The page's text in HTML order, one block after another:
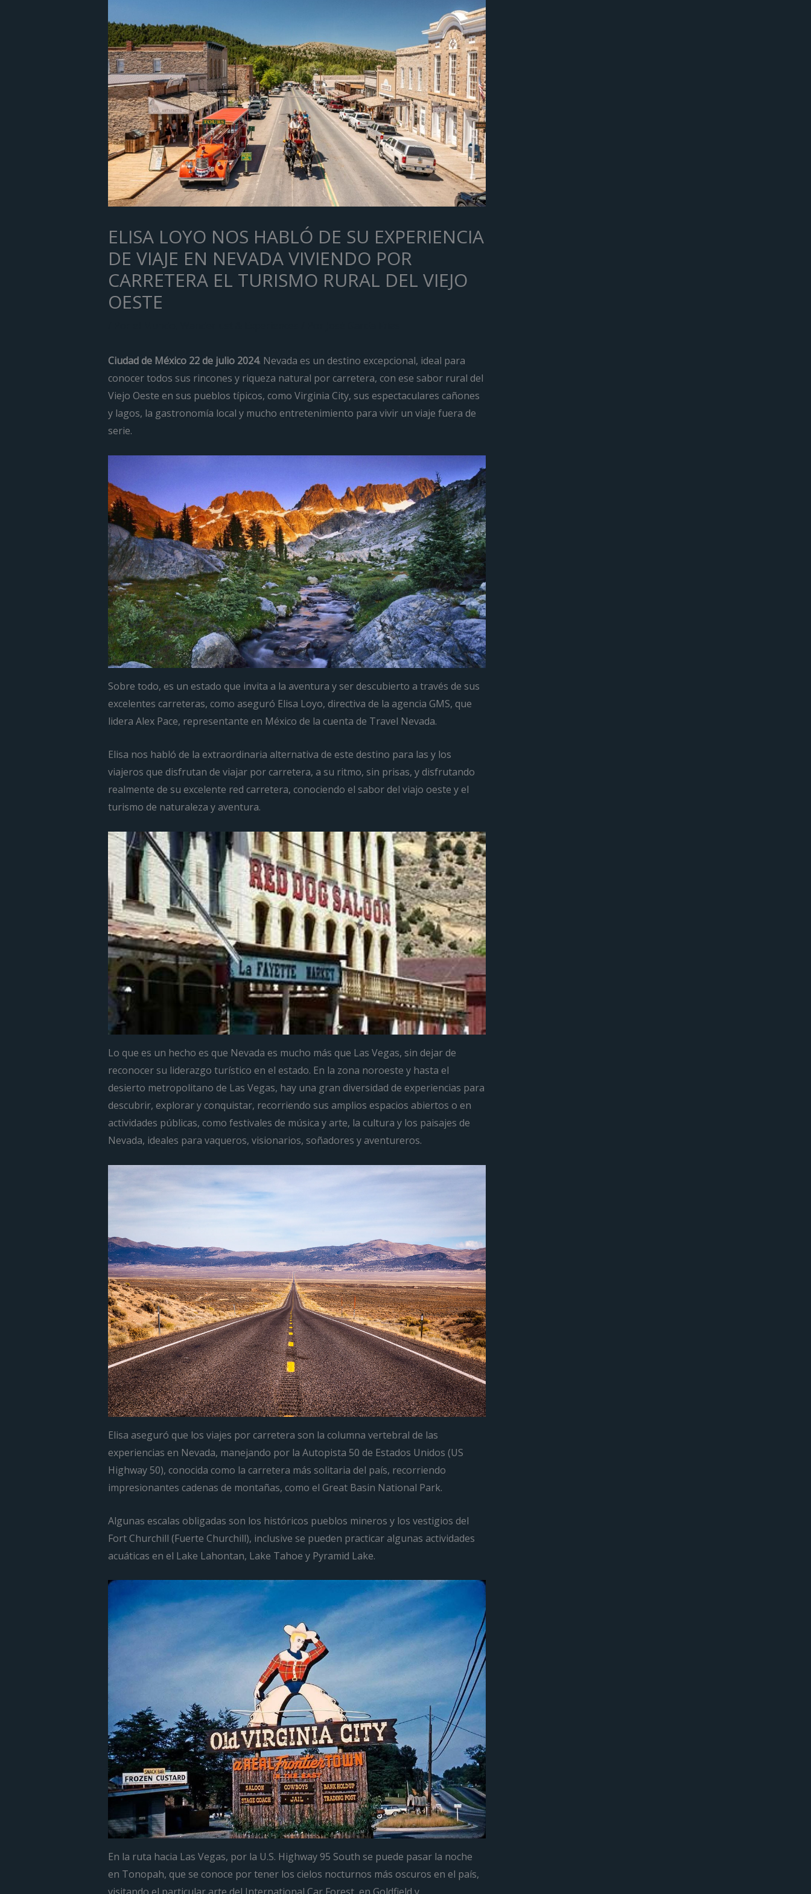
ELISA LOYO NOS HABLÓ DE SU EXPERIENCIA
DE VIAJE EN NEVADA VIVIENDO POR
CARRETERA EL TURISMO RURAL DEL VIEJO
OESTE
Ciudad de México 22 de julio 2024. Nevada es un destino excepcional, ideal para
conocer todos sus rincones y riqueza natural por carretera, con ese sabor rural del
Viejo Oeste en sus pueblos típicos, como Virginia City, sus espectaculares cañones
y lagos, la gastronomía local y mucho entretenimiento para vivir un viaje fuera de
serie.
Sobre todo, es un estado que invita a la aventura y ser descubierto a través de sus
excelentes carreteras, como aseguró Elisa Loyo, directiva de la agencia GMS, que
lidera Alex Pace, representante en México de la cuenta de Travel Nevada.
Elisa nos habló de la extraordinaria alternativa de este destino para las y los
viajeros que disfrutan de viajar por carretera, a su ritmo, sin prisas, y disfrutando
realmente de su excelente red carretera, conociendo el sabor del viajo oeste y el
turismo de naturaleza y aventura.
Lo que es un hecho es que Nevada es mucho más que Las Vegas, sin dejar de
reconocer su liderazgo turístico en el estado. En la zona noroeste y hasta el
desierto metropolitano de Las Vegas, hay una gran diversidad de experiencias para
descubrir, explorar y conquistar, recorriendo sus amplios espacios abiertos o en
actividades públicas, como festivales de música y arte, la cultura y los paisajes de
Nevada, ideales para vaqueros, visionarios, soñadores y aventureros.
Elisa aseguró que los viajes por carretera son la columna vertebral de las
experiencias en Nevada, manejando por la Autopista 50 de Estados Unidos (US
Highway 50), conocida como la carretera más solitaria del país, recorriendo
impresionantes cadenas de montañas, como el Great Basin National Park.
Algunas escalas obligadas son los históricos pueblos mineros y los vestigios del
Fort Churchill (Fuerte Churchill), inclusive se pueden practicar algunas actividades
acuáticas en el Lake Lahontan, Lake Tahoe y Pyramid Lake.
En la ruta hacia Las Vegas, por la U.S. Highway 95 South se puede pasar la noche
en Tonopah, que se conoce por tener los cielos nocturnos más oscuros en el país,